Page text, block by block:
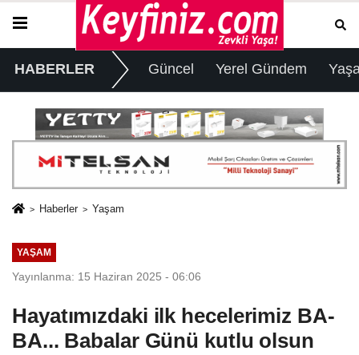
HABERLER Güncel Yerel Gündem
Haberler Yaşam
YAŞAM
Yayınlanma: 15 Haziran 2025 - 06:06
Hayatımızdaki ilk hecelerimiz BA-
BA... Babalar Günü kutlu olsun